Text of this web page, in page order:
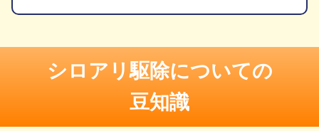
シロアリ駆除についての
豆知識